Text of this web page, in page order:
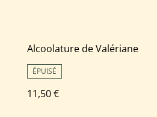
Alcoolature de Valériane
ÉPUISÉ
11,50 €